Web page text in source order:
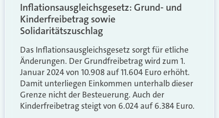
Inflationsausgleichsgesetz: Grund- und
Kinderfreibetrag sowie
Solidaritätszuschlag
Das Inflationsausgleichsgesetz sorgt für etliche
Änderungen. Der Grundfreibetrag wird zum 1.
Januar 2024 von 10.908 auf 11.604 Euro erhöht.
Damit unterliegen Einkommen unterhalb dieser
Grenze nicht der Besteuerung. Auch der
Kinderfreibetrag steigt von 6.024 auf 6.384 Euro.